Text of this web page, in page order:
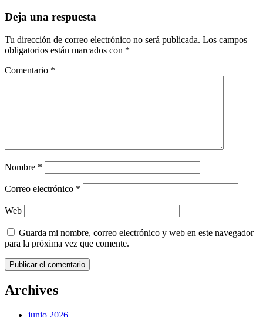
Deja una respuesta
Tu dirección de correo electrónico no será publicada. Los campos
obligatorios están marcados con *
Comentario *
Nombre *
Correo electrónico *
Web
Guarda mi nombre, correo electrónico y web en este navegador
para la próxima vez que comente.
Archives
junio 2026